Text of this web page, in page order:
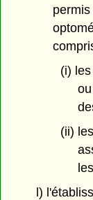
(i)
(ii)
l)